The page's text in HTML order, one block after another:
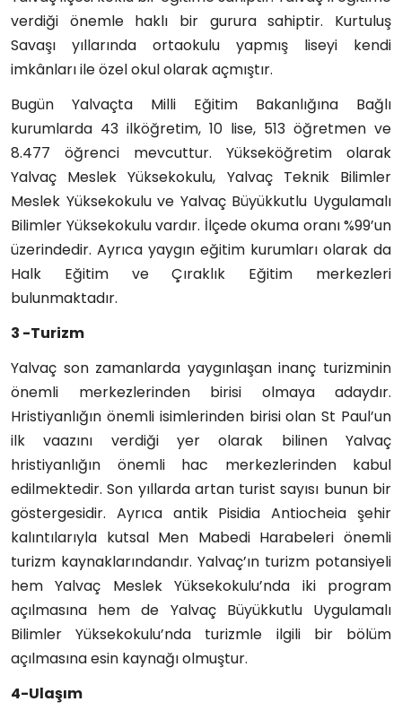
verdiği önemle haklı bir gurura sahiptir. Kurtuluş
Savaşı yıllarında ortaokulu yapmış liseyi kendi
imkânları ile özel okul olarak açmıştır.
Bugün Yalvaçta Milli Eğitim Bakanlığına Bağlı
kurumlarda 43 ilköğretim, 10 lise, 513 öğretmen ve
8.477 öğrenci mevcuttur. Yükseköğretim olarak
Yalvaç Meslek Yüksekokulu, Yalvaç Teknik Bilimler
Meslek Yüksekokulu ve Yalvaç Büyükkutlu Uygulamalı
Bilimler Yüksekokulu vardır. İlçede okuma oranı %99’un
üzerindedir. Ayrıca yaygın eğitim kurumları olarak da
Halk Eğitim ve Çıraklık Eğitim merkezleri
bulunmaktadır.
3 -Turizm
Yalvaç son zamanlarda yaygınlaşan inanç turizminin
önemli merkezlerinden birisi olmaya adaydır.
Hristiyanlığın önemli isimlerinden birisi olan St Paul’un
ilk vaazını verdiği yer olarak bilinen Yalvaç
hristiyanlığın önemli hac merkezlerinden kabul
edilmektedir. Son yıllarda artan turist sayısı bunun bir
göstergesidir. Ayrıca antik Pisidia Antiocheia şehir
kalıntılarıyla kutsal Men Mabedi Harabeleri önemli
turizm kaynaklarındandır. Yalvaç’ın turizm potansiyeli
hem Yalvaç Meslek Yüksekokulu’nda iki program
açılmasına hem de Yalvaç Büyükkutlu Uygulamalı
Bilimler Yüksekokulu’nda turizmle ilgili bir bölüm
açılmasına esin kaynağı olmuştur.
4-Ulaşım